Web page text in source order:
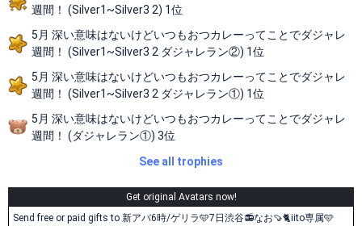
週間！ (Silver1~Silver3 2) 1位
5月 深い意味はないけどいつもおつカレーってことでダジャレ
週間！ (Silver1~Silver3 2 ダジャレラン②) 1位
5月 深い意味はないけどいつもおつカレーってことでダジャレ
週間！ (Silver1~Silver3 2 ダジャレラン①) 1位
5月 深い意味はないけどいつもおつカレーってことでダジャレ
週間！ (ダジャレラン①) 3位
See all trophies
Get original Avatars now!
Send free or paid gifts to 新アバ6時/ゲリラ🩵7日渋谷📻なお🍠🐈iito専属🩵